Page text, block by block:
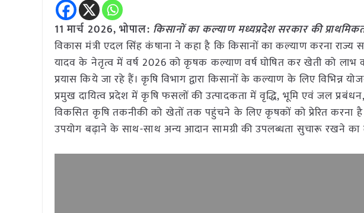
11 मार्च 2026, भोपाल: किसानों का कल्याण मध्यप्रदेश सरकार की
विकास मंत्री एदल सिंह कंषाना ने कहा है कि किसानों का कल्याण करना राज्य
यादव के नेतृत्व में वर्ष 2026 को कृषक कल्याण वर्ष घोषित कर खेती को
प्रयास किये जा रहे हैं। कृषि विभाग द्वारा किसानों के कल्याण के लिए विभिन्न
प्रमुख दायित्व प्रदेश में कृषि फसलों की उत्पादकता में वृद्धि, भूमि एवं जल
विकसित कृषि तकनीकी को खेतों तक पहुंचने के लिए कृषकों को प्रेरित करना
उपयोग बढ़ाने के साथ-साथ अन्य आदान सामग्री की उपलब्धता सुचारू रखने का